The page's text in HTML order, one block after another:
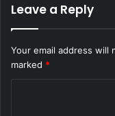
Leave a Reply
Your email address will
marked *